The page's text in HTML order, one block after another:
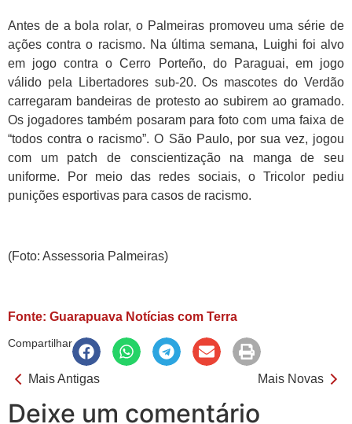
Antes de a bola rolar, o Palmeiras promoveu uma série de
ações contra o racismo. Na última semana, Luighi foi alvo
em jogo contra o Cerro Porteño, do Paraguai, em jogo
válido pela Libertadores sub-20. Os mascotes do Verdão
carregaram bandeiras de protesto ao subirem ao gramado.
Os jogadores também posaram para foto com uma faixa de
“todos contra o racismo”. O São Paulo, por sua vez, jogou
com um patch de conscientização na manga de seu
uniforme. Por meio das redes sociais, o Tricolor pediu
punições esportivas para casos de racismo.
(Foto: Assessoria Palmeiras)
Fonte: Guarapuava Notícias com Terra
Compartilhar
Mais Antigas Mais Novas
Deixe um comentário